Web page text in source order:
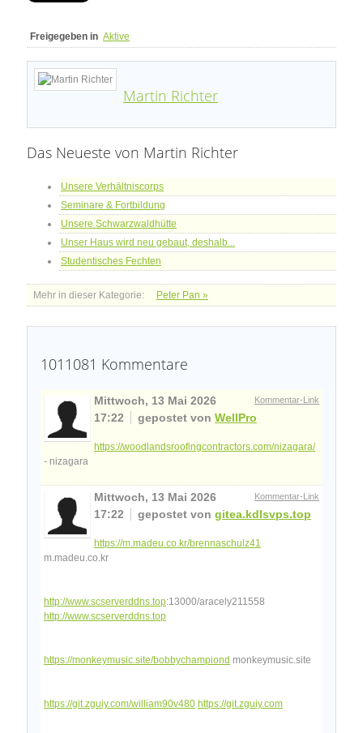
Freigegeben in Aktive
Martin Richter
Das Neueste von Martin Richter
Unsere Verhältniscorps
Seminare & Fortbildung
Unsere Schwarzwaldhütte
Unser Haus wird neu gebaut, deshalb...
Studentisches Fechten
Mehr in dieser Kategorie: Peter Pan »
1011081 Kommentare
Kommentar-Link
Mittwoch, 13 Mai 2026
17:22
gepostet von WellPro
https://woodlandsroofingcontractors.com/nizagara/
- nizagara
Kommentar-Link
Mittwoch, 13 Mai 2026
17:22
gepostet von gitea.kdlsvps.top
https://m.madeu.co.kr/brennaschulz41
m.madeu.co.kr
http://www.scserverddns.top:13000/aracely211558
http://www.scserverddns.top
https://monkeymusic.site/bobbychampiond monkeymusic.site
https://git.zguiy.com/william90v480 https://git.zguiy.com